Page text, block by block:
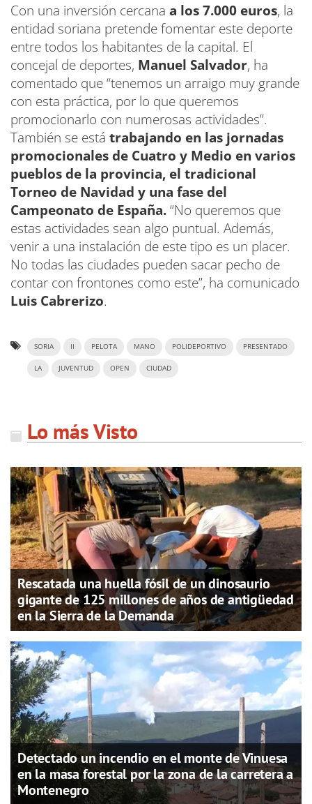
Con una inversión cercana a los 7.000 euros, la
entidad soriana pretende fomentar este deporte
entre todos los habitantes de la capital. El
concejal de deportes, Manuel Salvador, ha
comentado que “tenemos un arraigo muy grande
con esta práctica, por lo que queremos
promocionarlo con numerosas actividades”.
También se está trabajando en las jornadas
promocionales de Cuatro y Medio en varios
pueblos de la provincia, el tradicional
Torneo de Navidad y una fase del
Campeonato de España.“No queremos que
estas actividades sean algo puntual. Además,
venir a una instalación de este tipo es un placer.
No todas las ciudades pueden sacar pecho de
contar con frontones como este”, ha comunicado
Luis Cabrerizo.
SORIA II PELOTA MANO POLIDEPORTIVO PRESENTADO
LA JUVENTUD OPEN CIUDAD
Lo más Visto
Rescatada una huella fósil de un dinosaurio
gigante de 125 millones de años de antigüedad
en la Sierra de la Demanda
Detectado un incendio en el monte de Vinuesa
en la masa forestal por la zona de la carretera a
Montenegro